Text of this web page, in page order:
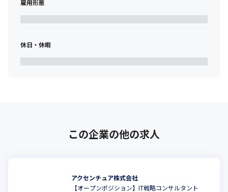
雇用形態
休日・休暇
この企業の他の求人
アクセンチュア株式会社
【オープンポジション】IT戦略コンサルタント